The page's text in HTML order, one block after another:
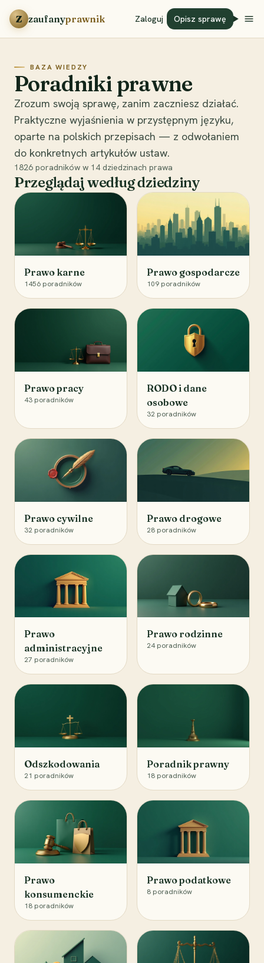
Przejdź do treści
Z zaufanyprawnik Zaloguj Opisz sprawę
BAZA WIEDZY
Poradniki prawne
Zrozum swoją sprawę, zanim zaczniesz działać.
Praktyczne wyjaśnienia w przystępnym języku,
oparte na polskich przepisach — z odwołaniem
do konkretnych artykułów ustaw.
1826 poradników w 14 dziedzinach prawa
Przeglądaj według dziedziny
Prawo karne
1456 poradników
Prawo gospodarcze
109 poradników
Prawo pracy
43 poradników
RODO i dane
osobowe
32 poradników
Prawo cywilne
32 poradników
Prawo drogowe
28 poradników
Prawo
administracyjne
27 poradników
Prawo rodzinne
24 poradników
Odszkodowania
21 poradników
Poradnik prawny
18 poradników
Prawo
konsumenckie
18 poradników
Prawo podatkowe
8 poradników